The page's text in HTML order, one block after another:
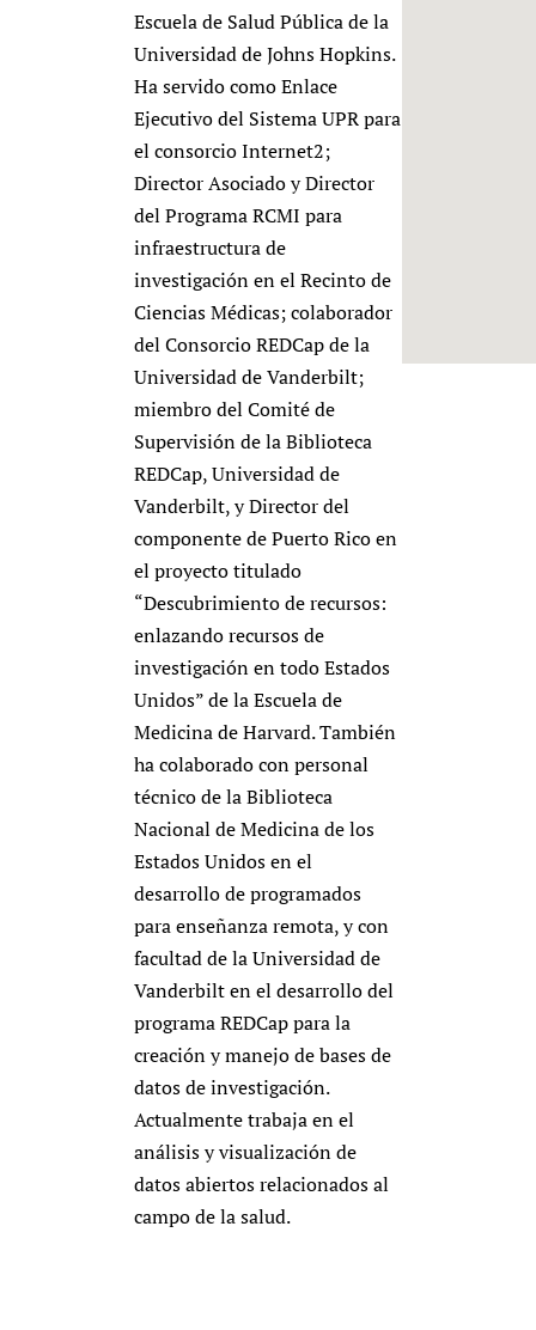
Mobile HIFA (mHIFA)
Family Planning
Health Partnerships
Learning for Quality Health Services
Newborn Care
Escuela de Salud Pública de la
Universidad de Johns Hopkins.
Ha servido como Enlace
Ejecutivo del Sistema UPR para
el consorcio Internet2;
Director Asociado y Director
del Programa RCMI para
infraestructura de
investigación en el Recinto de
Ciencias Médicas; colaborador
del Consorcio REDCap de la
Universidad de Vanderbilt;
miembro del Comité de
Supervisión de la Biblioteca
REDCap, Universidad de
Vanderbilt, y Director del
componente de Puerto Rico en
el proyecto titulado
“Descubrimiento de recursos:
enlazando recursos de
investigación en todo Estados
Unidos” de la Escuela de
Medicina de Harvard. También
ha colaborado con personal
técnico de la Biblioteca
Nacional de Medicina de los
Estados Unidos en el
desarrollo de programados
para enseñanza remota, y con
facultad de la Universidad de
Vanderbilt en el desarrollo del
programa REDCap para la
creación y manejo de bases de
datos de investigación.
Actualmente trabaja en el
análisis y visualización de
datos abiertos relacionados al
campo de la salud.